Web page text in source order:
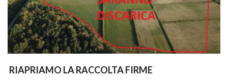
RIAPRIAMO LA RACCOLTA FIRME